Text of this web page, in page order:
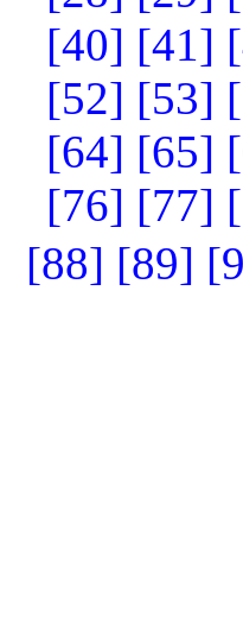
[40] [41]
[52] [53]
[64] [65]
[76] [77]
[88] [89]